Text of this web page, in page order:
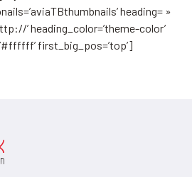
heading= »
’ heading_color=’theme-color’
first_big_pos=’top’]